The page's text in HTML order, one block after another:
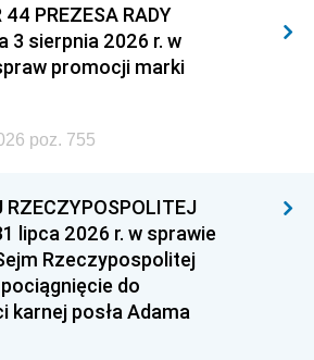
2010 2009
2007 2006
1995 1994
1992 1991
1989
1986 1985
PREZESA RADY
3 sierpnia 2026 r. w
promocji marki
poz. 755
RZECZYPOSPOLITEJ
lipca 2026 r. w sprawie
Rzeczypospolitej
do
karnej posła Adama